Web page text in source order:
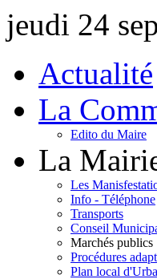
jeudi 24
Actualité
La
Edito du Maire
La
Les
Info - Téléphone
Transports
Conseil
Marchés publics
Procédures
Plan local